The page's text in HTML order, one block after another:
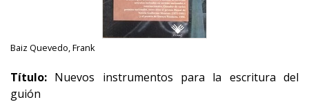
Baiz Quevedo, Frank
Título: Nuevos instrumentos para la escritura del
guión